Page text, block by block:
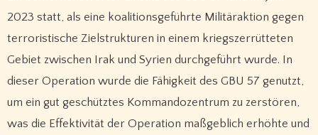
2023 statt, als eine koalitionsgeführte Militäraktion gegen
terroristische Zielstrukturen in einem kriegszerrütteten
Gebiet zwischen Irak und Syrien durchgeführt wurde. In
dieser Operation wurde die Fähigkeit des GBU 57 genutzt,
um ein gut geschütztes Kommandozentrum zu zerstören,
was die Effektivität der Operation maßgeblich erhöhte und